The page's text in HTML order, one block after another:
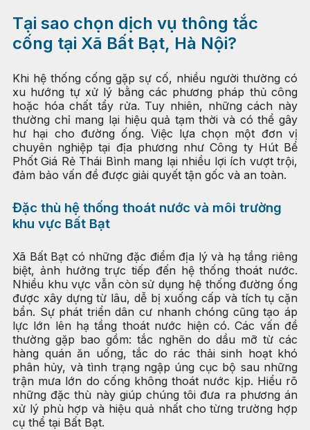
Tại sao chọn dịch vụ thông tắc
cống tại Xã Bất Bạt, Hà Nội?
Khi hệ thống cống gặp sự cố, nhiều người thường có
xu hướng tự xử lý bằng các phương pháp thủ công
hoặc hóa chất tẩy rửa. Tuy nhiên, những cách này
thường chỉ mang lại hiệu quả tạm thời và có thể gây
hư hại cho đường ống. Việc lựa chọn một đơn vị
chuyên nghiệp tại địa phương như Công ty Hút Bể
Phốt Giá Rẻ Thái Bình mang lại nhiều lợi ích vượt trội,
đảm bảo vấn đề được giải quyết tận gốc và an toàn.
Đặc thù hệ thống thoát nước và môi trường
khu vực Bất Bạt
Xã Bất Bạt có những đặc điểm địa lý và hạ tầng riêng
biệt, ảnh hưởng trực tiếp đến hệ thống thoát nước.
Nhiều khu vực vẫn còn sử dụng hệ thống đường ống
được xây dựng từ lâu, dễ bị xuống cấp và tích tụ cặn
bẩn. Sự phát triển dân cư nhanh chóng cũng tạo áp
lực lớn lên hạ tầng thoát nước hiện có. Các vấn đề
thường gặp bao gồm: tắc nghẽn do dầu mỡ từ các
hàng quán ăn uống, tắc do rác thải sinh hoạt khó
phân hủy, và tình trạng ngập úng cục bộ sau những
trận mưa lớn do cống không thoát nước kịp. Hiểu rõ
những đặc thù này giúp chúng tôi đưa ra phương án
xử lý phù hợp và hiệu quả nhất cho từng trường hợp
cụ thể tại Bất Bạt.